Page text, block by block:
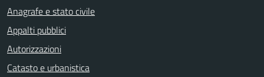
Anagrafe e stato civile
Appalti pubblici
Autorizzazioni
Catasto e urbanistica